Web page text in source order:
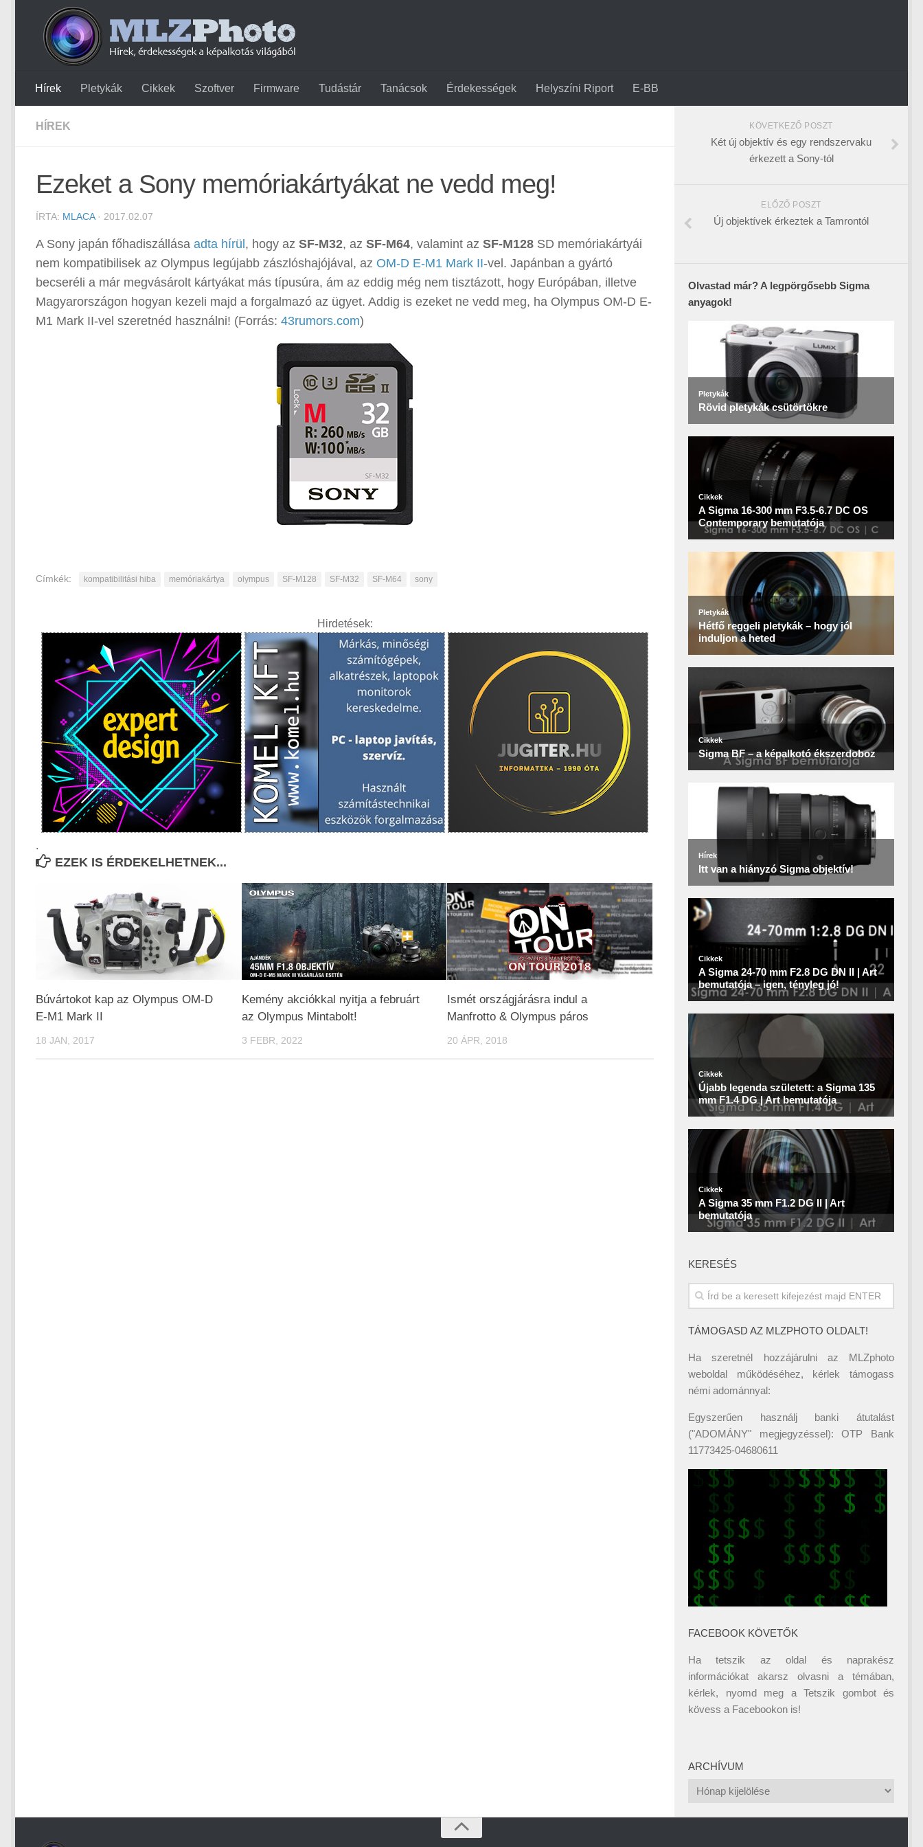
Hírek Pletykák Cikkek Szoftver Firmware Tudástár Tanácsok Érdekességek Helyszíni Riport E-BB
HÍREK
Ezeket a Sony memóriakártyákat ne vedd meg!
ÍRTA: MLACA· 2017.02.07
A Sony japán főhadiszállása adta hírül , hogy az SF-M32, az SF-M64, valamint az SF-M128 SD memóriakártyái
nem kompatibilisek az Olympus legújabb zászlóshajójával, az OM-D E-M1 Mark II-vel. Japánban a gyártó
becseréli a már megvásárolt kártyákat más típusúra, ám az eddig még nem tisztázott, hogy Európában, illetve
Magyarországon hogyan kezeli majd a forgalmazó az ügyet. Addig is ezeket ne vedd meg, ha Olympus OM-D E-
M1 Mark II-vel szeretnéd használni! (Forrás: 43rumors.com)
Címkék: kompatibilitási hiba memóriakártya olympus SF-M128 SF-M32 SF-M64 sony
Hirdetések:
.
EZEK IS ÉRDEKELHETNEK...
Búvártokot kap az Olympus OM-D
E-M1 Mark II
18 JAN, 2017
Kemény akciókkal nyitja a februárt
az Olympus Mintabolt!
3 FEBR, 2022
Ismét országjárásra indul a
Manfrotto & Olympus páros
20 ÁPR, 2018
KÖVETKEZŐ POSZT
Két új objektív és egy rendszervaku
érkezett a Sony-tól
ELŐZŐ POSZT
Új objektívek érkeztek a Tamrontól
Olvastad már? A legpörgősebb Sigma
anyagok!
KERESÉS
TÁMOGASD AZ MLZPHOTO OLDALT!
Ha szeretnél hozzájárulni az MLZphoto
weboldal működéséhez, kérlek támogass
némi adománnyal:
Egyszerűen használj banki átutalást
("ADOMÁNY" megjegyzéssel): OTP Bank
11773425-04680611
FACEBOOK KÖVETŐK
Ha tetszik az oldal és naprakész
információkat akarsz olvasni a témában,
kérlek, nyomd meg a Tetszik gombot és
kövess a Facebookon is!
ARCHÍVUM
Archívum